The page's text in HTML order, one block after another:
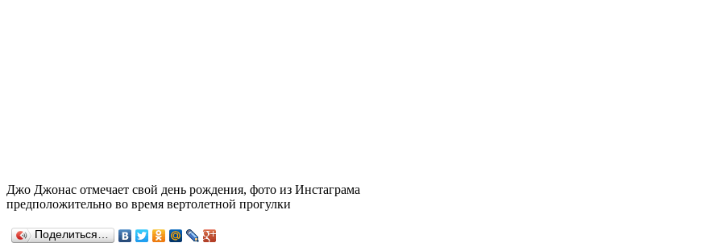
Джо Джонас отмечает свой день рождения, фото из Инстаграма
предположительно во время вертолетной прогулки
Поделиться…